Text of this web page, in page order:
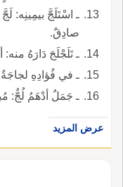
ـ اسْتَلَجَّ بيمِينِه:
صادِقٌ.
ـ تَلَجْلَجَ دَارَهُ منه:
ـ في فُؤادِهِ
ـ جَمَلٌ أدْهَمُ لُجٌّ:
عرض المزيد